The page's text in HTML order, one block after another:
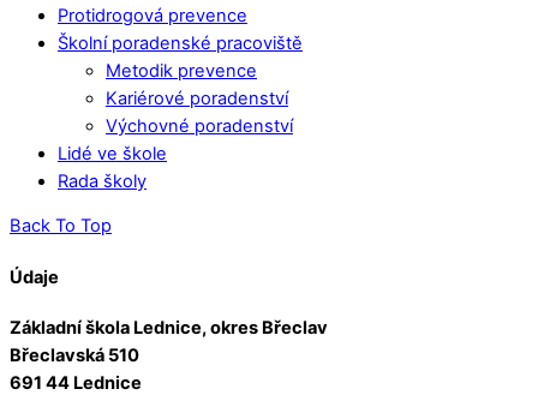
Protidrogová prevence
Školní poradenské pracoviště
Metodik prevence
Kariérové poradenství
Výchovné poradenství
Lidé ve škole
Rada školy
Back To Top
Údaje
Základní škola Lednice, okres Břeclav
Břeclavská 510
691 44 Lednice